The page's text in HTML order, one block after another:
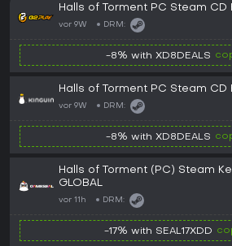
Halls of Torment PC Steam CD
vor 9W DRM:
-8% with XD8DEALS
Halls of Torment PC Steam CD
vor 9W DRM:
-8% with XD8DEALS
Halls of Torment (PC) Steam
GLOBAL
vor 11h DRM:
-17% with SEAL17XDD